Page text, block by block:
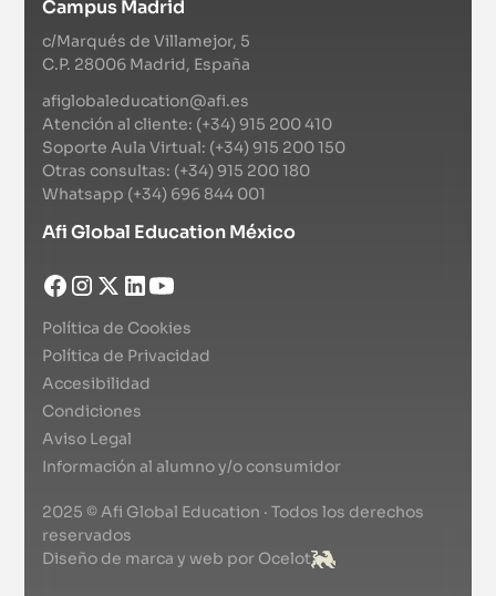
Campus Madrid
c/Marqués de Villamejor, 5
C.P. 28006 Madrid, España
afiglobaleducation@afi.es
Atención al cliente: (+34) 915 200 410
Soporte Aula Virtual: (+34) 915 200 150
Otras consultas: (+34) 915 200 180
Whatsapp (+34) 696 844 001
Afi Global Education México
Política de Cookies
Política de Privacidad
Accesibilidad
Condiciones
Aviso Legal
Información al alumno y/o consumidor
2025 © Afi Global Education · Todos los derechos
reservados
Diseño de marca y web por Ocelot